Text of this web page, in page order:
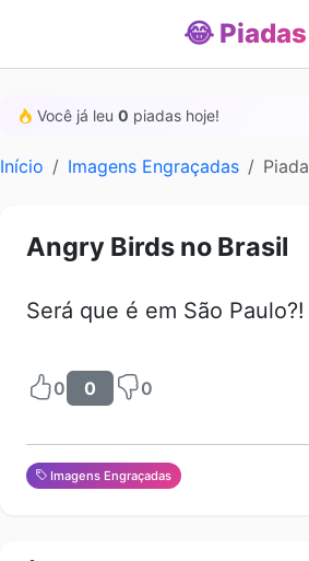
😂 Piadas
Você já leu 0 piadas hoje!
Início Imagens Engraçadas Piada
Angry Birds no Brasil
Será que é em São Paulo?!
0 0 0
Imagens Engraçadas